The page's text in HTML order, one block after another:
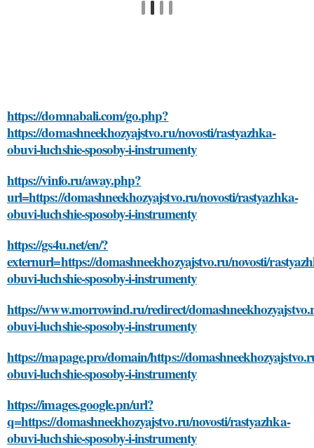
https://domnabali.com/go.php?
https://domashneekhozyajstvo.ru/novosti/rastyazhka-
obuvi-luchshie-sposoby-i-instrumenty
https://vinfo.ru/away.php?
url=https://domashneekhozyajstvo.ru/novosti/rastyazhka-
obuvi-luchshie-sposoby-i-instrumenty
https://gs4u.net/en/?
externurl=https://domashneekhozyajstvo.ru/novosti/
obuvi-luchshie-sposoby-i-instrumenty
https://www.morrowind.ru/redirect/
obuvi-luchshie-sposoby-i-instrumenty
https://mapage.pro/domain/https://
obuvi-luchshie-sposoby-i-instrumenty
https://images.google.pn/url?
q=https://domashneekhozyajstvo.ru/novosti/rastyazhka-
obuvi-luchshie-sposoby-i-instrumenty